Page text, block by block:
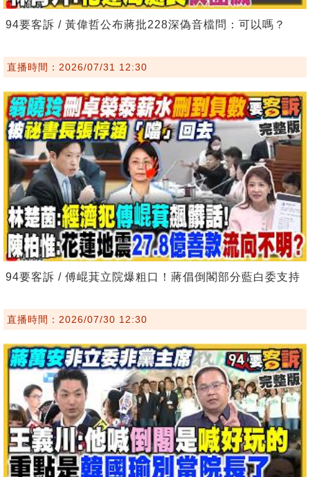
94要客訴 / 黃偉哲公布蔣批228深偽音檔問：可以嗎？
直播時間：2026/07/31 12:30
94要客訴 / 傅崐萁立院爆粗口！蔣倡倒閣部分藍白委支持
直播時間：2026/07/30 12:30